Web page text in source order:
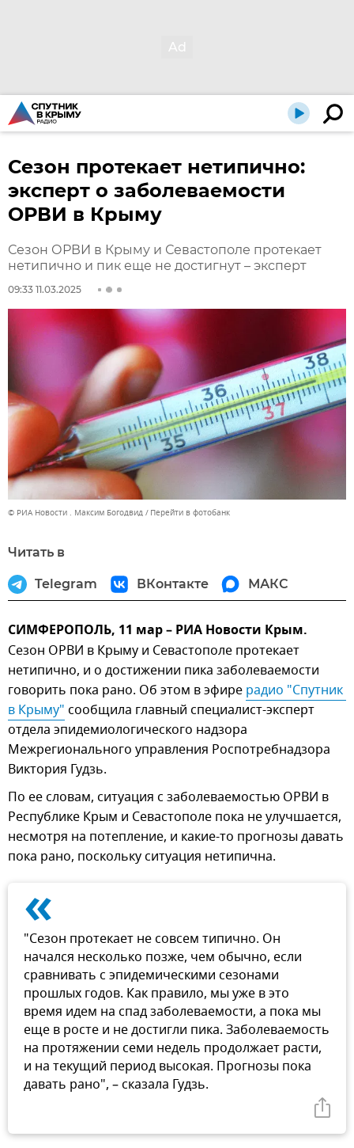
Сезон протекает нетипично:
эксперт о заболеваемости
ОРВИ в Крыму
Сезон ОРВИ в Крыму и Севастополе протекает
нетипично и пик еще не достигнут – эксперт
09:33 11.03.2025
© РИА Новости . Максим Богодвид Перейти в фотобанк
Читать в
Telegram ВКонтакте МАКС
СИМФЕРОПОЛЬ, 11 мар – РИА Новости Крым.
Сезон ОРВИ в Крыму и Севастополе протекает
нетипично, и о достижении пика заболеваемости
говорить пока рано. Об этом в эфире радио "Спутник
в Крыму" сообщила главный специалист-эксперт
отдела эпидемиологического надзора
Межрегионального управления Роспотребнадзора
Виктория Гудзь.
По ее словам, ситуация с заболеваемостью ОРВИ в
Республике Крым и Севастополе пока не улучшается,
несмотря на потепление, и какие-то прогнозы давать
пока рано, поскольку ситуация нетипична.
«
"Сезон протекает не совсем типично. Он
начался несколько позже, чем обычно, если
сравнивать с эпидемическими сезонами
прошлых годов. Как правило, мы уже в это
время идем на спад заболеваемости, а пока мы
еще в росте и не достигли пика. Заболеваемость
на протяжении семи недель продолжает расти,
и на текущий период высокая. Прогнозы пока
давать рано", – сказала Гудзь.